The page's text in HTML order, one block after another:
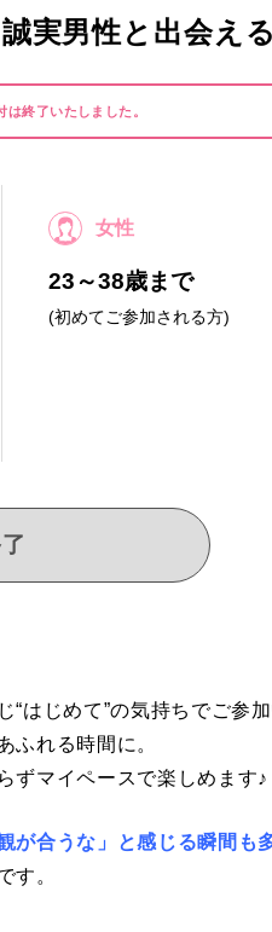
実男性と出会え
終了いたしました。
女性
23～38歳まで
(初めてご参加される方)
“はじめて”の気持ちでご参
ふれる時間に。
ずマイペースで楽しめます♪
が合うな」と感じる瞬間も
す。